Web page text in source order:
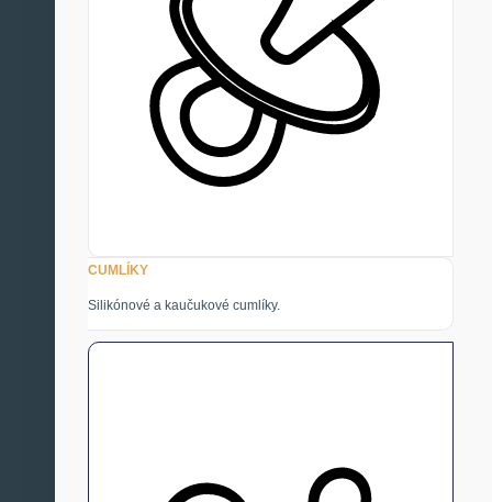
CUMLÍKY
Silikónové a kaučukové cumlíky.